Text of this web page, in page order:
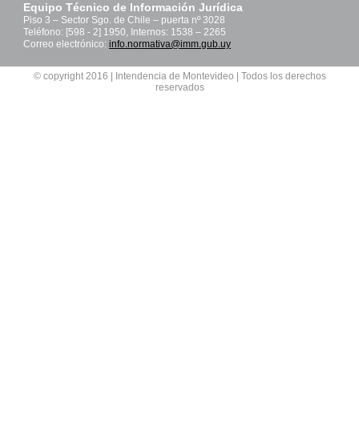
Equipo Técnico de Información Jurídica
Piso 3 – Sector Sgo. de Chile – puerta nº 3028
Teléfono: [598 - 2] 1950, Internos: 1538 – 2265
Correo electrónico: info.normativa@imm.gub.uy
© copyright 2016 | Intendencia de Montevideo | Todos los derechos
reservados